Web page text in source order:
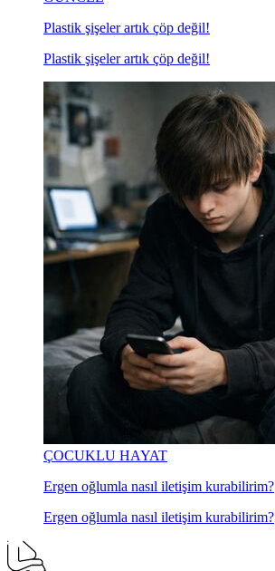
Plastik şişeler artık çöp değil!
Plastik şişeler artık çöp değil!
ÇOCUKLU HAYAT
Ergen oğlumla nasıl iletişim kurabilirim?
Ergen oğlumla nasıl iletişim kurabilirim?